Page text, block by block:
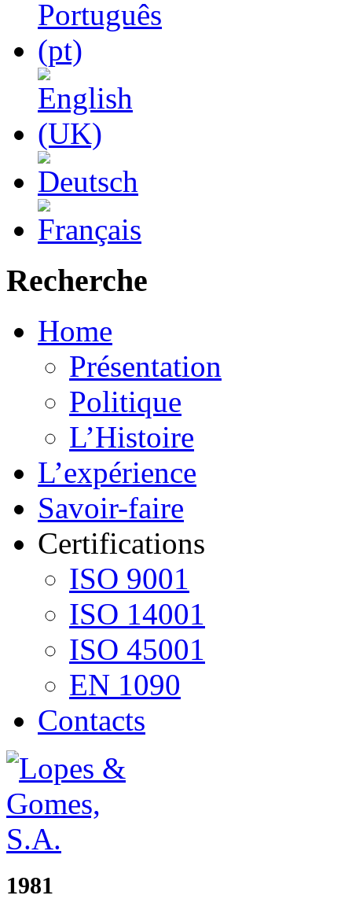
Recherche
Home
Présentation
Politique
L’Histoire
L’expérience
Savoir-faire
Certifications
ISO 9001
ISO 14001
ISO 45001
EN 1090
Contacts
1981